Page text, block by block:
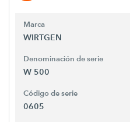
Marca
WIRTGEN
Denominación de serie
W 500
Código de serie
0605